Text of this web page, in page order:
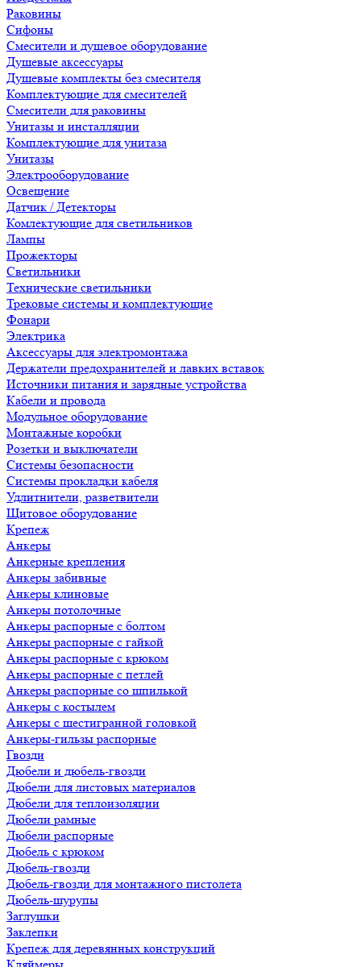
Раковины
Сифоны
Смесители и душевое оборудование
Душевые аксессуары
Душевые комплекты без смесителя
Комплектующие для смесителей
Смесители для раковины
Унитазы и инсталляции
Комплектующие для унитаза
Унитазы
Электрооборудование
Освещение
Датчик / Детекторы
Комлектующие для светильников
Лампы
Прожекторы
Светильники
Технические светильники
Трековые системы и комплектующие
Фонари
Электрика
Аксессуары для электромонтажа
Держатели предохранителей и лавких вставок
Источники питания и зарядные устройства
Кабели и провода
Модульное оборудование
Монтажные коробки
Розетки и выключатели
Системы безопасности
Системы прокладки кабеля
Удлитнители, разветвители
Щитовое оборудование
Крепеж
Анкеры
Анкерные крепления
Анкеры забивные
Анкеры клиновые
Анкеры потолочные
Анкеры распорные с болтом
Анкеры распорные с гайкой
Анкеры распорные с крюком
Анкеры распорные с петлей
Анкеры распорные со шпилькой
Анкеры с костылем
Анкеры с шестигранной головкой
Анкеры-гильзы распорные
Гвозди
Дюбели и дюбель-гвозди
Дюбели для листовых материалов
Дюбели для теплоизоляции
Дюбели рамные
Дюбели распорные
Дюбель с крюком
Дюбель-гвозди
Дюбель-гвозди для монтажного пистолета
Дюбель-шурупы
Заглушки
Заклепки
Крепеж для деревянных конструкций